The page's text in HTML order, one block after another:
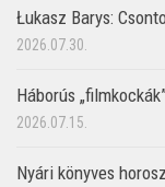
Łukasz Barys:
2026.07.30.
Háborús
2026.07.15.
Nyári könyves